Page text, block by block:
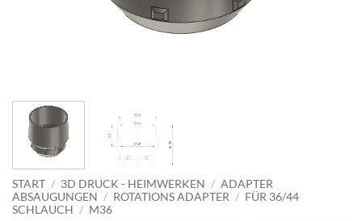
START / 3D DRUCK - HEIMWERKEN / ADAPTER
ABSAUGUNGEN / ROTATIONS ADAPTER / FÜR 36/44
SCHLAUCH / M36